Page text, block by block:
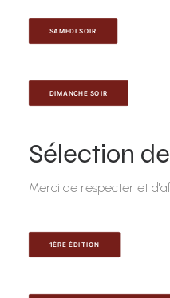
SAMEDI SOIR
DIMANCHE SOIR
Sélection
Merci de respecter et
1ÈRE ÉDITION